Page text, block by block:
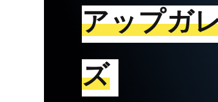
アップガ
ズ